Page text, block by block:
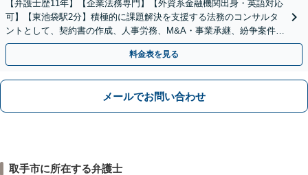
【弁護士歴11年】【企業法務専門】【外資系金融機関出身・英語対応
可】【東池袋駅2分】積極的に課題解決を支援する法務のコンサルタ
ントとして、契約書の作成、人事労務、M&A・事業承継、紛争案件等
に広く対応致します【初回面談無料】
料金表を見る
メールでお問い合わせ
取手市に所在する弁護士